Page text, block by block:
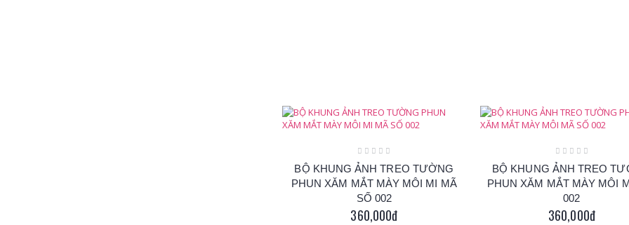
BỘ KHUNG ẢNH TREO TƯỜNG
PHUN XĂM MẮT MÀY MÔI MI MÃ
SỐ 002
360,000đ
BỘ KHUNG ẢNH TREO
PHUN XĂM MẮT MÀY MÔI
002
360,000đ